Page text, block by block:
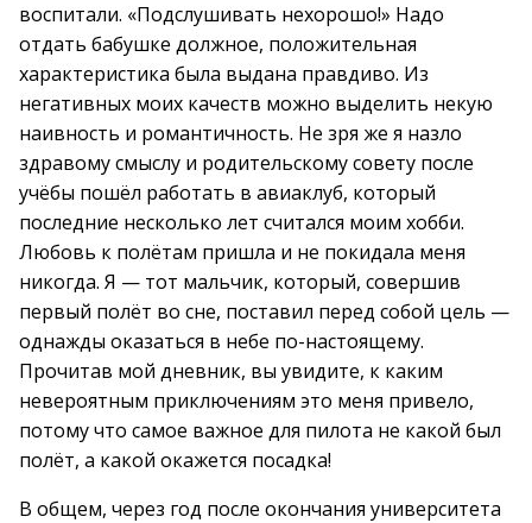
воспитали. «Подслушивать нехорошо!» Надо
отдать бабушке должное, положительная
характеристика была выдана правдиво. Из
негативных моих качеств можно выделить некую
наивность и романтичность. Не зря же я назло
здравому смыслу и родительскому совету после
учёбы пошёл работать в авиаклуб, который
последние несколько лет считался моим хобби.
Любовь к полётам пришла и не покидала меня
никогда. Я — тот мальчик, который, совершив
первый полёт во сне, поставил перед собой цель —
однажды оказаться в небе по-настоящему.
Прочитав мой дневник, вы увидите, к каким
невероятным приключениям это меня привело,
потому что самое важное для пилота не какой был
полёт, а какой окажется посадка!
В общем, через год после окончания университета